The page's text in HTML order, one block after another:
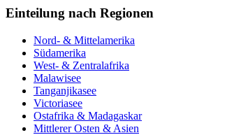
Einteilung nach Regionen
Nord- & Mittelamerika
Südamerika
West- & Zentralafrika
Malawisee
Tanganjikasee
Victoriasee
Ostafrika & Madagaskar
Mittlerer Osten & Asien